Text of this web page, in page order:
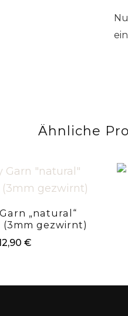
Ähnliche
„natural“
(3mm gezwirnt)
€